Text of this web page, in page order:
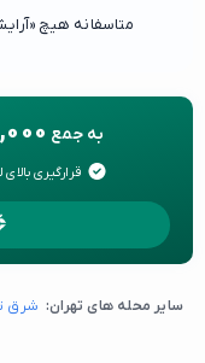
متاسفانه هیچ
به جمع
قرارگیری
سایر محله های تهران: شرق